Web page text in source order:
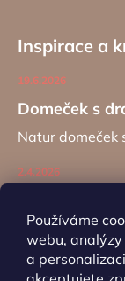
Používáme
webu,
a
Inspirace a
Domeček s
19.6.2026
Natur domeček
2.4.2026
Návod na